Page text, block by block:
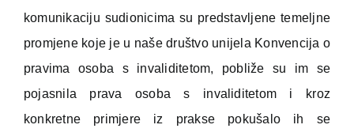
komunikaciju sudionicima su predstavljene temeljne
promjene koje je u naše društvo unijela Konvencija o
pravima osoba s invaliditetom, pobliže su im se
pojasnila prava osoba s invaliditetom i kroz
konkretne primjere iz prakse pokušalo ih se